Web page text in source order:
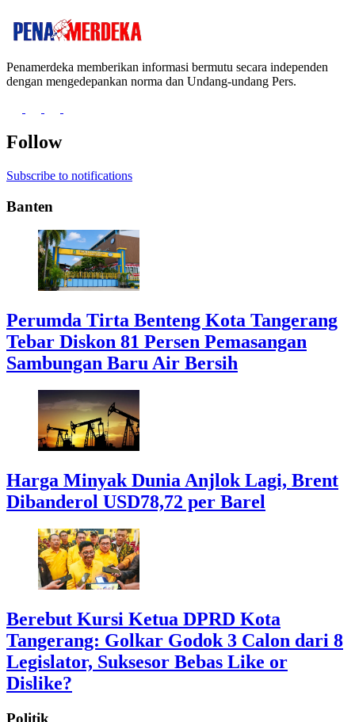
Penamerdeka memberikan informasi bermutu secara independen
dengan mengedepankan norma dan Undang-undang Pers.
Follow
Subscribe to notifications
Banten
Perumda Tirta Benteng Kota Tangerang
Tebar Diskon 81 Persen Pemasangan
Sambungan Baru Air Bersih
Harga Minyak Dunia Anjlok Lagi, Brent
Dibanderol USD78,72 per Barel
Berebut Kursi Ketua DPRD Kota
Tangerang: Golkar Godok 3 Calon dari 8
Legislator, Suksesor Bebas Like or
Dislike?
Politik